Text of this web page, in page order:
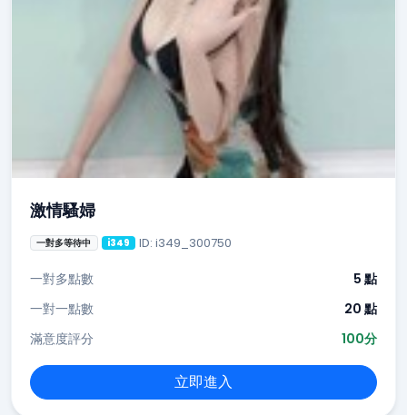
激情騷婦
一對多等待中 i349 ID: i349_300750
一對多點數
5 點
一對一點數
20 點
滿意度評分
100分
立即進入